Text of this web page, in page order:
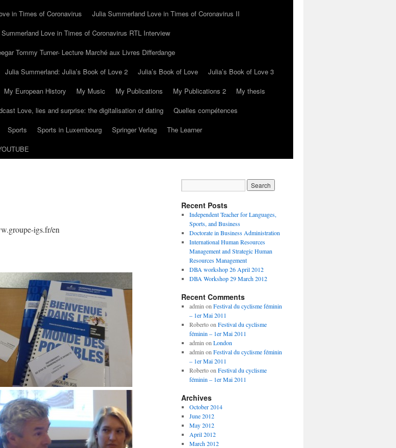
in Times of Coronavirus
Julia Summerland Love in Times of Coronavirus II
Love in Times of Coronavirus RTL Interview
Tommy Turner- Lecture Marché aux Livres Differdange
Julia Summerland: Julia’s Book of Love 2 Julia’s Book of Love
Julia’s Book of Love 3
My European History My Music My Publications My Publications 2
My thesis
Love, lies and surprise: the digitalisation of dating
Quelles compétences
Sports Sports in Luxembourg Springer Verlag
The Learner
igs.fr/en
Recent Posts
Independent Teacher for Languages,
Sports, and Business
Doctorate in Business Administration
International Human Resources
Management and Strategic Human
Resources Management
DBA workshop 26 April 2012
DBA Workshop 29 March 2012
Recent Comments
admin on Festival du cyclisme féminin
– 1er Mai 2011
Robertoon Festival du cyclisme
féminin – 1er Mai 2011
admin on London
admin on Festival du cyclisme féminin
– 1er Mai 2011
Robertoon Festival du cyclisme
féminin – 1er Mai 2011
Archives
October 2014
June 2012
May 2012
April 2012
March 2012